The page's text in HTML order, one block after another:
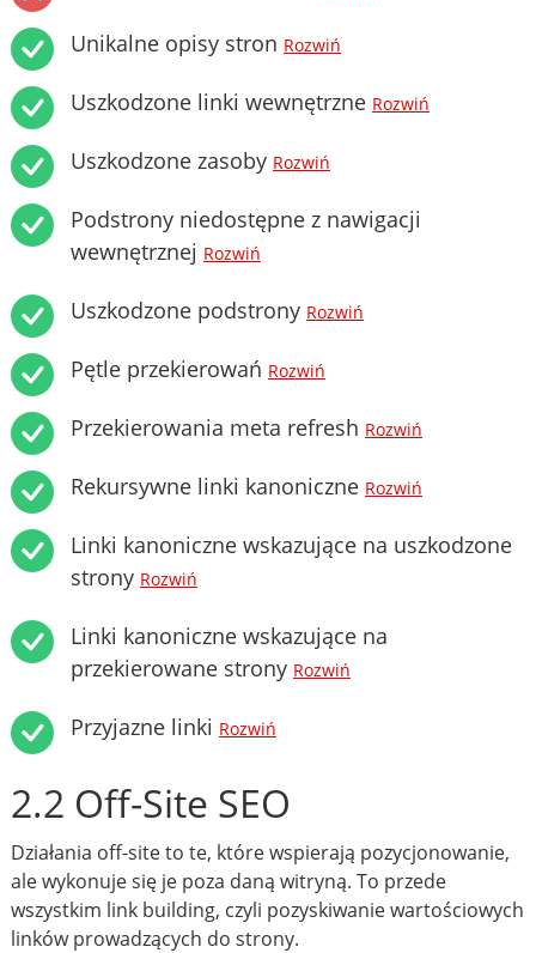
Unikalne opisy stron Rozwiń
Uszkodzone linki wewnętrzne Rozwiń
Uszkodzone zasoby Rozwiń
Podstrony niedostępne z nawigacji
wewnętrznej Rozwiń
Uszkodzone podstrony Rozwiń
Pętle przekierowań Rozwiń
Przekierowania meta refresh Rozwiń
Rekursywne linki kanoniczne Rozwiń
Linki kanoniczne wskazujące na uszkodzone
strony Rozwiń
Linki kanoniczne wskazujące na
przekierowane strony Rozwiń
Przyjazne linki Rozwiń
2.2 Off-Site SEO
Działania off-site to te, które wspierają pozycjonowanie,
ale wykonuje się je poza daną witryną. To przede
wszystkim link building, czyli pozyskiwanie wartościowych
linków prowadzących do strony.